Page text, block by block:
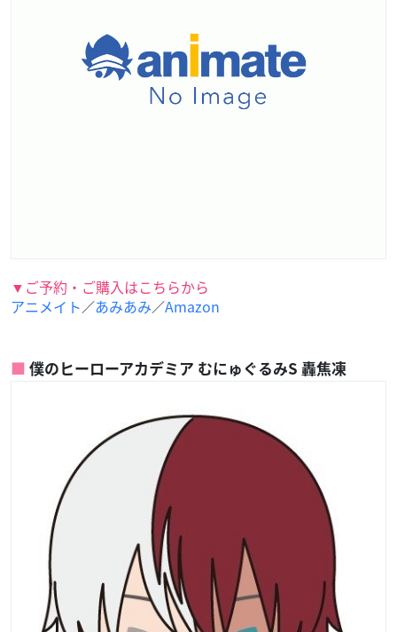
▼ご予約・ご購入はこちらから
アニメイト／あみあみ／Amazon
僕のヒーローアカデミア むにゅぐるみS 轟焦凍